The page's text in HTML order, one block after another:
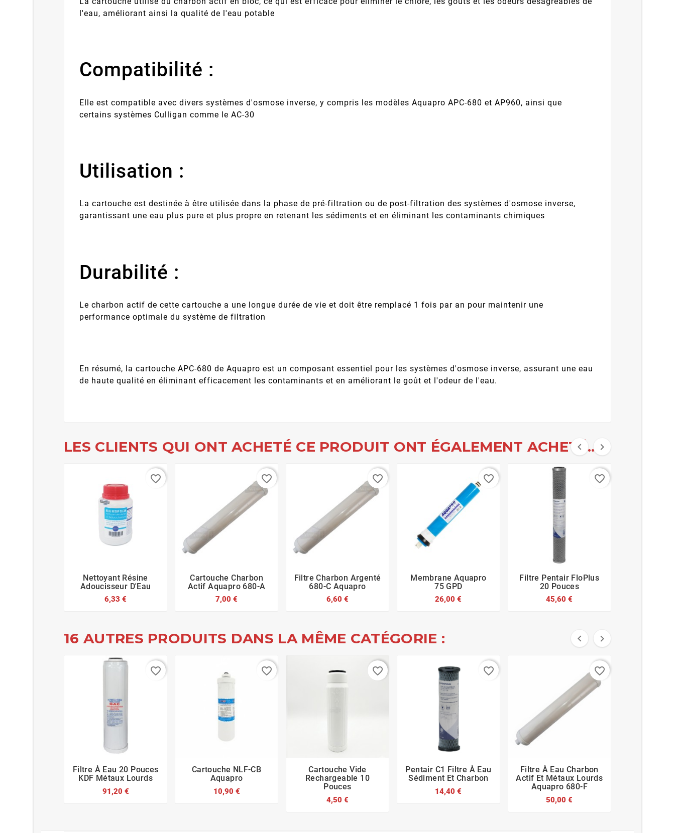
l'eau, améliorant ainsi la qualité de l'eau potable
Compatibilité :
Elle est compatible avec divers systèmes d'osmose inverse, y compris les modèles Aquapro APC-680 et AP960, ainsi que
certains systèmes Culligan comme le AC-30
Utilisation :
La cartouche est destinée à être utilisée dans la phase de pré-filtration ou de post-filtration des systèmes d'osmose inverse,
garantissant une eau plus pure et plus propre en retenant les sédiments et en éliminant les contaminants chimiques
Durabilité :
Le charbon actif de cette cartouche a une longue durée de vie et doit être remplacé 1 fois par an pour maintenir une
performance optimale du système de filtration
En résumé, la cartouche APC-680 de Aquapro est un composant essentiel pour les systèmes d'osmose inverse, assurant une eau
de haute qualité en éliminant efficacement les contaminants et en améliorant le goût et l'odeur de l'eau.
LES CLIENTS QUI ONT ACHETÉ CE PRODUIT ONT ÉGALEMENT ACHETÉ...
 
   
Nettoyant Résine
Adoucisseur D'Eau
6,33 €
favorite_border
   
Cartouche Charbon
Actif Aquapro 680-A
7,00 €
favorite_border
 
Filtre Charbon Argenté
680-C Aquapro
6,60 €
favorite_border
 
Membrane Aquapro
75 GPD
26,00 €
favorite_border
 
Filtre Pentair FloPlus
20 Pouces
45,60 €
favorite_border
16 AUTRES PRODUITS DANS LA MÊME CATÉGORIE :  
   
Filtre À Eau 20 Pouces
KDF Métaux Lourds
91,20 €
favorite_border
 
Cartouche NLF-CB
Aquapro
10,90 €
favorite_border
   
Cartouche Vide
Rechargeable 10
Pouces
4,50 €
favorite_border
   
Pentair C1 Filtre À Eau
Sédiment Et Charbon
14,40 €
favorite_border
   
Filtre À Eau Charbon
Actif Et Métaux Lourds
Aquapro 680-F
50,00 €
favorite_border